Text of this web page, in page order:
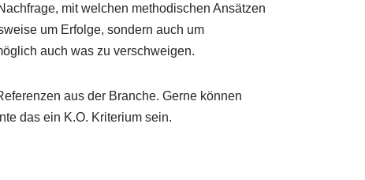
mit welchen methodischen Ansätzen
um Erfolge, sondern auch um
auch was zu verschweigen.
aus der Branche. Gerne können
das ein K.O. Kriterium sein.